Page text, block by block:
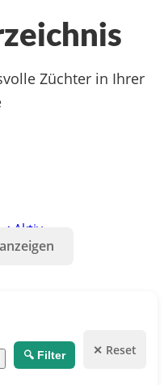
Züchter in Ihrer
✓ Aktiv
🔍 Filter ✕ Reset